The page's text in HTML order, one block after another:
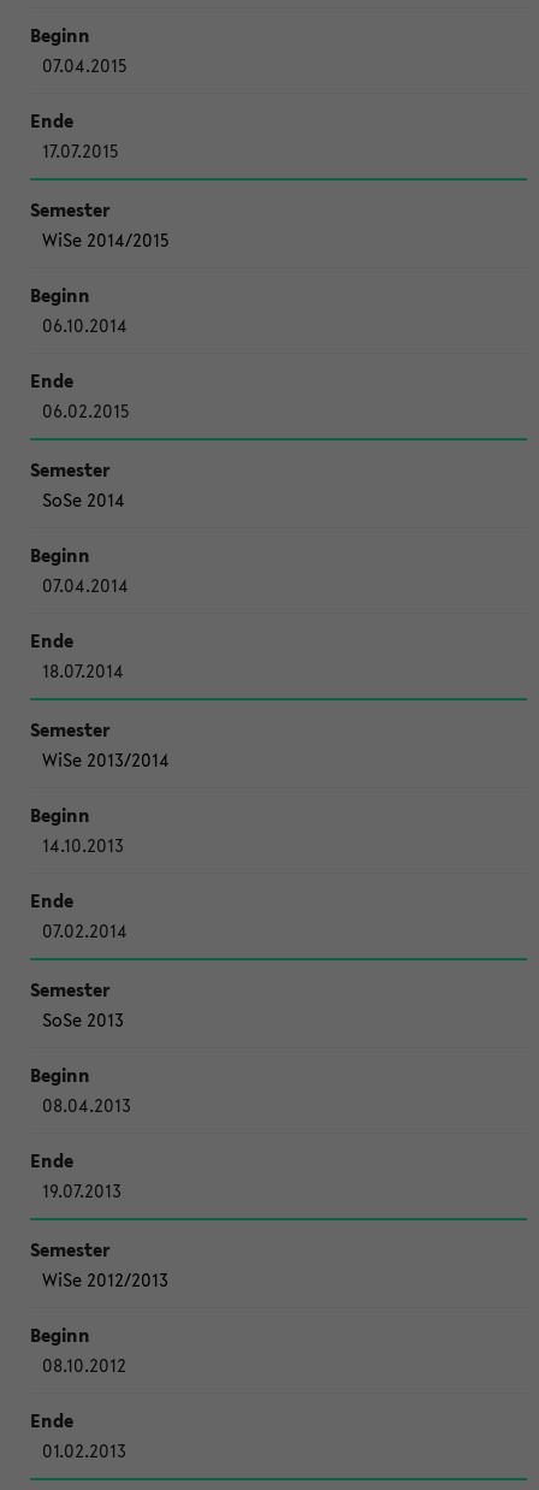
07.04.2015
17.07.2015
WiSe 2014/2015
06.10.2014
06.02.2015
SoSe 2014
07.04.2014
18.07.2014
WiSe 2013/2014
14.10.2013
07.02.2014
SoSe 2013
08.04.2013
19.07.2013
WiSe 2012/2013
08.10.2012
01.02.2013